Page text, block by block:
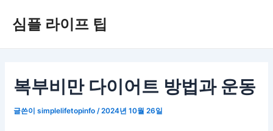
심플 라이프 팁
복부비만 다이어트 방법과 운동
글쓴이simplelifetopinfo /2024년 10월 26일